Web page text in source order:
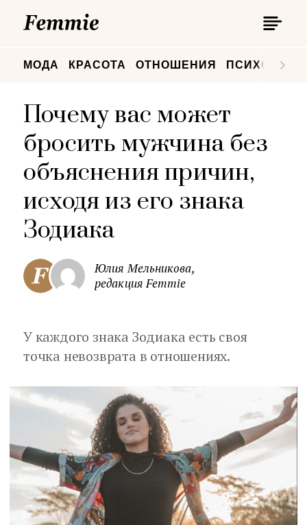
МОДА КРАСОТА ОТНОШЕНИЯ
Почему вас может
бросить мужчина без
объяснения причин,
исходя из его знака
Зодиака
Юлия Мельникова,
редакция Femmie
У каждого знака Зодиака есть своя
точка невозврата в отношениях.